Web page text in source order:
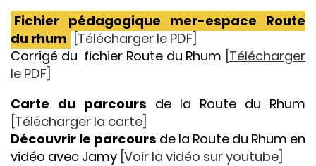
Fichier pédagogique mer-espace Route
du rhum [Télécharger le PDF]
Corrigé du fichier Route du Rhum [Télécharger
le PDF]
Carte du parcours de la Route du Rhum
[Télécharger la carte]
Découvrir le parcours de la Route du Rhum en
vidéo avec Jamy [Voir la vidéo sur youtube]